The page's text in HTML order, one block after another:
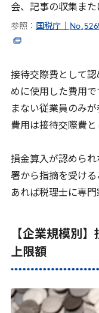
会、記事の収集ま
参照： 国税庁｜ No.
接待交際費として
めに使用した費用
まない従業員のみ
費用は接待交際費と
損金算入が認めら
署から指摘を受け
あれば税理士に専門
【企業規模別
上限額